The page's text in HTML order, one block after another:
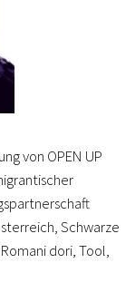
von OPEN UP
Schwarze
dori, Tool,